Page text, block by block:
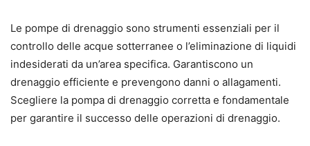
Le pompe di drenaggio sono strumenti essenziali per il
controllo delle acque sotterranee o l’eliminazione di liquidi
indesiderati da un’area specifica. Garantiscono un
drenaggio efficiente e prevengono danni o allagamenti.
Scegliere la pompa di drenaggio corretta e fondamentale
per garantire il successo delle operazioni di drenaggio.